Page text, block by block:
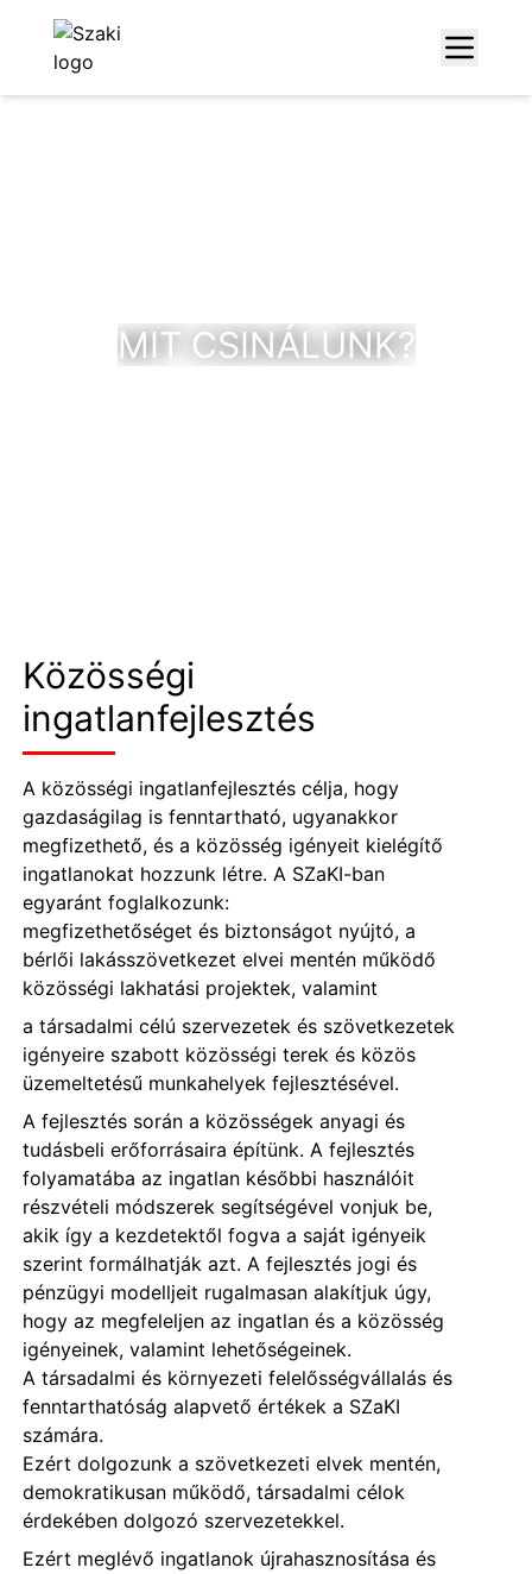
MIT CSINÁLUNK?
Közösségi
ingatlanfejlesztés
A közösségi ingatlanfejlesztés célja, hogy
gazdaságilag is fenntartható, ugyanakkor
megfizethető, és a közösség igényeit kielégítő
ingatlanokat hozzunk létre. A SZaKI-ban
egyaránt foglalkozunk:
megfizethetőséget és biztonságot nyújtó, a
bérlői lakásszövetkezet elvei mentén működő
közösségi lakhatási projektek, valamint
a társadalmi célú szervezetek és szövetkezetek
igényeire szabott közösségi terek és közös
üzemeltetésű munkahelyek fejlesztésével.
A fejlesztés során a közösségek anyagi és
tudásbeli erőforrásaira építünk. A fejlesztés
folyamatába az ingatlan későbbi használóit
részvételi módszerek segítségével vonjuk be,
akik így a kezdetektől fogva a saját igényeik
szerint formálhatják azt. A fejlesztés jogi és
pénzügyi modelljeit rugalmasan alakítjuk úgy,
hogy az megfeleljen az ingatlan és a közösség
igényeinek, valamint lehetőségeinek.
A társadalmi és környezeti felelősségvállalás és
fenntarthatóság alapvető értékek a SZaKI
számára.
Ezért dolgozunk a szövetkezeti elvek mentén,
demokratikusan működő, társadalmi célok
érdekében dolgozó szervezetekkel.
Ezért meglévő ingatlanok újrahasznosítása és